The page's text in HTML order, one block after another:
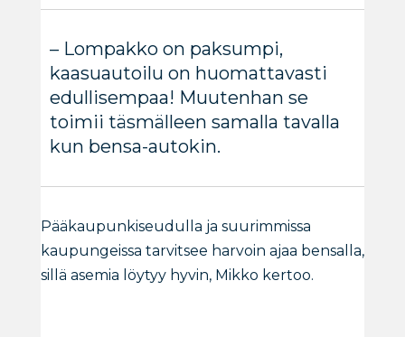
– Lompakko on paksumpi,
kaasuautoilu on huomattavasti
edullisempaa! Muutenhan se
toimii täsmälleen samalla tavalla
kun bensa-autokin.
Pääkaupunkiseudulla ja suurimmissa
kaupungeissa tarvitsee harvoin ajaa bensalla,
sillä asemia löytyy hyvin, Mikko kertoo.